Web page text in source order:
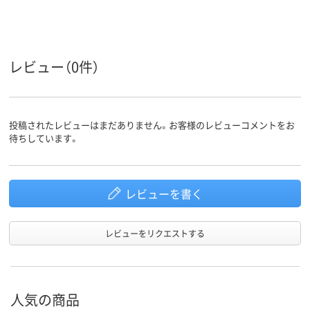
レビュー（0件）
投稿されたレビューはまだありません。お客様のレビューコメントをお
待ちしています。
レビューを書く
レビューをリクエストする
人気の商品